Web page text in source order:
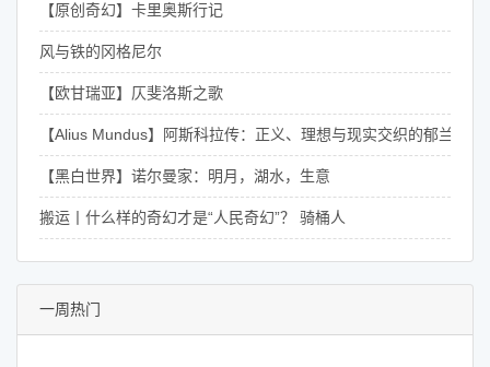
【原创奇幻】卡里奥斯行记
风与铁的冈格尼尔
【欧甘瑞亚】仄斐洛斯之歌
【Alius Mundus】阿斯科拉传：正义、理想与现实交织的郁兰骑士
【黑白世界】诺尔曼家：明月，湖水，生意
搬运丨什么样的奇幻才是“人民奇幻”？ 骑桶人
一周热门